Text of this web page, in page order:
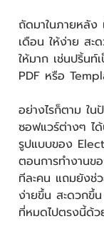
ถัดมาในภายหลัง
เดือน ให้ง่าย สะ
ให้มาก เช่นปริ้นท์
PDF หรือ
อย่างไรก็ตาม ใน
ซอฟแวร์ต่างๆ ไ
รูปแบบของ
ตอนการทำงานข
ทีละคน แถมยังช่
ง่ายขึ้น สะดวกขึ้
ที่หมดไปตรงนี้ด้ว